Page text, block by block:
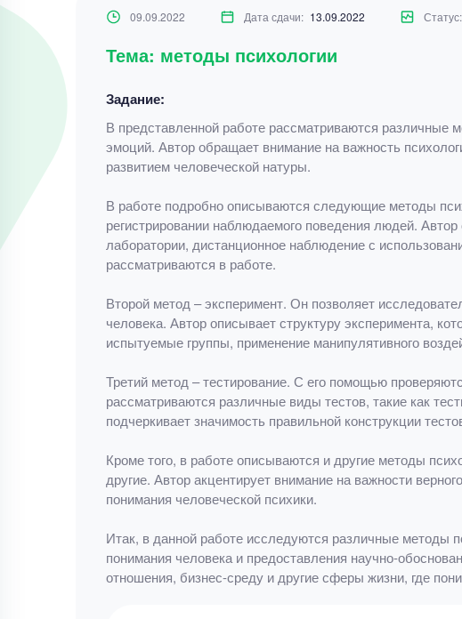
09.09.2022 Дата сдачи: 13.09.2022 Статус:
Тема: методы психологии
Задание:
В представленной работе рассматриваются различные
эмоций. Автор обращает внимание на важность
развитием человеческой натуры.
В работе подробно описываются следующие методы
регистрировании наблюдаемого поведения людей.
лаборатории, дистанционное наблюдение с
рассматриваются в работе.
Второй метод – эксперимент. Он позволяет
человека. Автор описывает структуру эксперимента,
испытуемые группы, применение манипулятивного
Третий метод – тестирование. С его помощью
рассматриваются различные виды тестов, такие как
подчеркивает значимость правильной конструкции
Кроме того, в работе описываются и другие методы
другие. Автор акцентирует внимание на важности
понимания человеческой психики.
Итак, в данной работе исследуются различные методы
понимания человека и предоставления научно-
отношения, бизнес-среду и другие сферы жизни, где